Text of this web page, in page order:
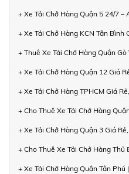
+ Xe Tải Chở Hàng Quận 5 24/7
+ Xe Tải Chở Hàng KCN Tân Bình
+ Thuê Xe Tải Chở Hàng Quận
+ Xe Tải Chở Hàng Quận 12 Giá
+ Xe Tải Chở Hàng TPHCM Giá
+ Cho Thuê Xe Tải Chở Hàng
+ Xe Tải Chở Hàng Quận 3 Giá
+ Cho Thuê Xe Tải Chở Hàng
+ Xe Tải Chở Hàng Quận Tân